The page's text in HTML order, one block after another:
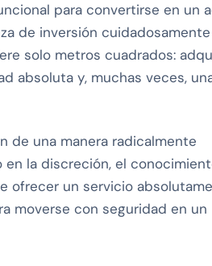
para convertirse en un
de inversión cuidadosamente
solo metros cuadrados:
absoluta y, muchas veces,
de una manera radicalmente
en la discreción, el
ofrecer un servicio
moverse con seguridad en un